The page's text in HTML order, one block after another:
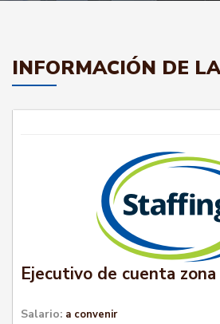
INFORMACIÓN DE
Ejecutivo de cuenta zona
Salario: a convenir